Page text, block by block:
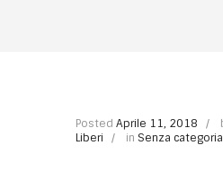
Posted Aprile 11, 2018
Liberi
in Senza categoria